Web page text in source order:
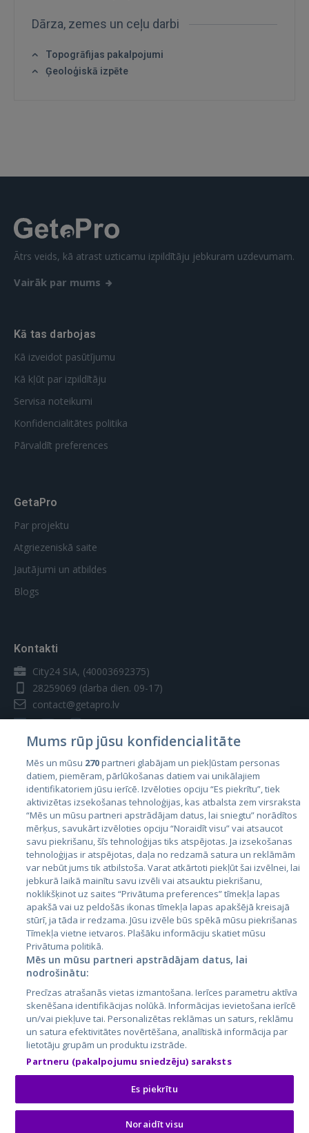
REĢISTRĀCIJA
Dārza, zemes un ceļu darbi
Topogrāfijas pakalpojumi
Ģeoloģiskā izpēte
Ātrs veids, kā atrast uzticamu izpildītāju jebkuram uzdevumam.
Vairāk par mums
Kā tas darbojas
Kā izveidot pasūtījumu
Kā kļūt par izpildītāju
Servisa noteikumi
Konfidencialitātes politika
Pārvaldīt preferences
GetaPro
Par projektu
Atgriezeniskā saite
Jautājumi un atbildes
Blogs
Kontakti
City24 SIA, (40003692375)
28259069 (darba dien. 09-17)
contact@getapro.lv
Valstis
Igaunija
Latvija
Lietuva
City24.lv
City24.ee
GetaPro.lv
GetaPro.ee
Skelbiu.lt
Autoplius.lt
Aruodas.lt
Kainos.lt
Paslaugos.lt
auto24.ee
KV.ee
Osta.ee
KuldneBörs.ee
Mums rūp jūsu konfidencialitāte
Mēs un mūsu 270partneri glabājam un piekļūstam personas
datiem, piemēram, pārlūkošanas datiem vai unikālajiem
identifikatoriem jūsu ierīcē. Izvēloties opciju “Es piekrītu”, tiek
aktivizētas izsekošanas tehnoloģijas, kas atbalsta zem virsraksta
“Mēs un mūsu partneri apstrādājam datus, lai sniegtu” norādītos
mērķus, savukārt izvēloties opciju “Noraidīt visu” vai atsaucot
savu piekrišanu, šīs tehnoloģijas tiks atspējotas. Ja izsekošanas
tehnoloģijas ir atspējotas, daļa no redzamā satura un reklāmām
var nebūt jums tik atbilstoša. Varat atkārtoti piekļūt šai izvēlnei, lai
jebkurā laikā mainītu savu izvēli vai atsauktu piekrišanu,
noklikšķinot uz saites “Privātuma preferences” tīmekļa lapas
apakšā vai uz peldošās ikonas tīmekļa lapas apakšējā kreisajā
stūrī, ja tāda ir redzama. Jūsu izvēle būs spēkā mūsu piekrišanas
Tīmekļa vietne ietvaros. Plašāku informāciju skatiet mūsu
Privātuma politikā.
Mēs un mūsu partneri apstrādājam datus, lai
nodrošinātu:
Precīzas atrašanās vietas izmantošana. Ierīces parametru aktīva
skenēšana identifikācijas nolūkā. Informācijas ievietošana ierīcē
un/vai piekļuve tai. Personalizētas reklāmas un saturs, reklāmu
un satura efektivitātes novērtēšana, analītiskā informācija par
lietotāju grupām un produktu izstrāde.
Partneru (pakalpojumu sniedzēju) saraksts
Es piekrītu
Noraidīt visu